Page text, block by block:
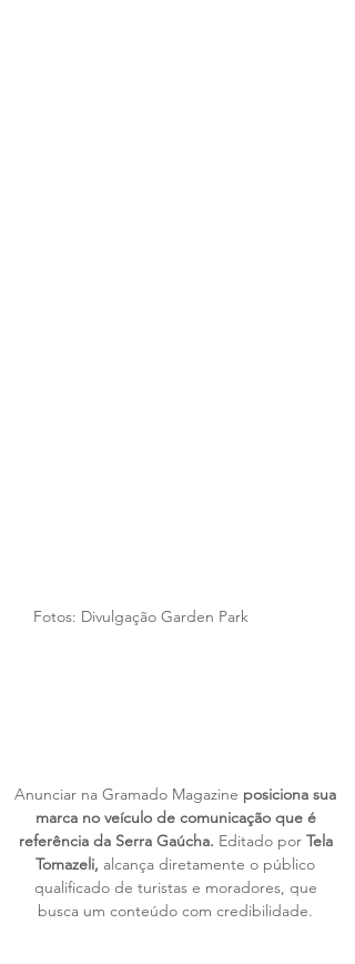
Fotos: Divulgação Garden Park
Anunciar na Gramado Magazine posiciona sua
marca no veículo de comunicação que é
referência da Serra Gaúcha. Editado por Tela
Tomazeli, alcança diretamente o público
qualificado de turistas e moradores, que
busca um conteúdo com credibilidade.